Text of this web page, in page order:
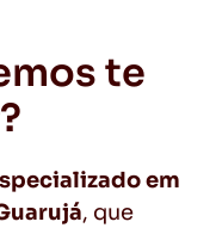
te
em
, que